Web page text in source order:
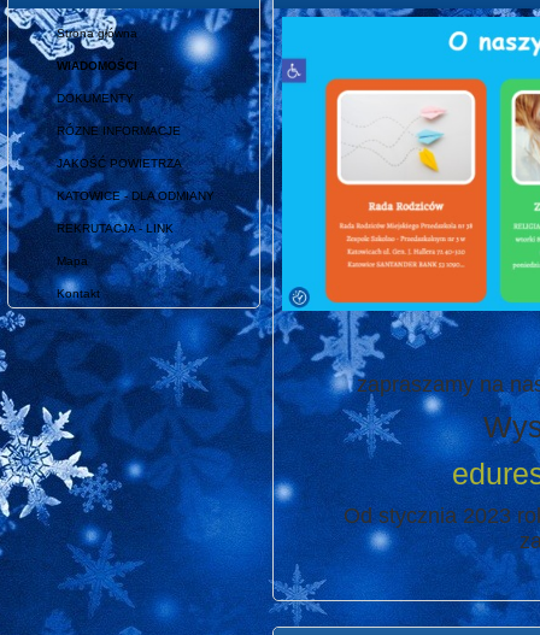
Strona główna
WIADOMOŚCI
DOKUMENTY
RÓŻNE INFORMACJE
JAKOŚĆ POWIETRZA
KATOWICE - DLA ODMIANY
REKRUTACJA - LINK
Mapa
Kontakt
zapraszamy na
Od stycznia 2023